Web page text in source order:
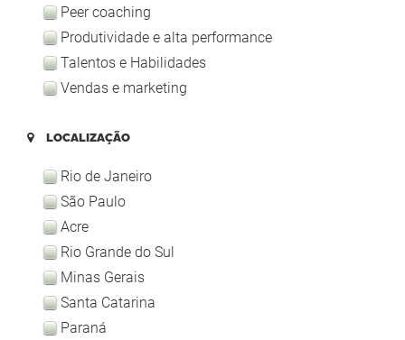
Peer coaching
Produtividade e alta performance
Talentos e Habilidades
Vendas e marketing
LOCALIZAÇÃO
Rio de Janeiro
São Paulo
Acre
Rio Grande do Sul
Minas Gerais
Santa Catarina
Paraná